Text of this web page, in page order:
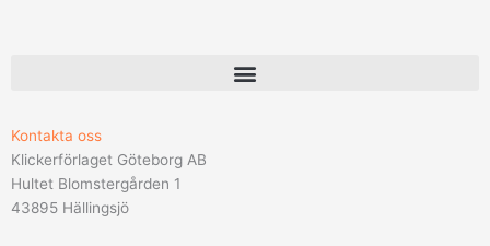
Kontakta oss
Klickerförlaget Göteborg AB
Hultet Blomstergården 1
43895 Hällingsjö